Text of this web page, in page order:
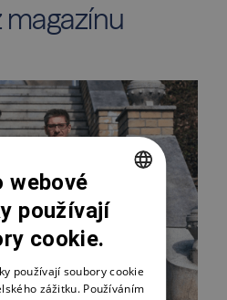
magazínu
CZECH
ENGLISH
POLSKI
webové
používají
cookie.
používají soubory cookie
zážitku. Používáním